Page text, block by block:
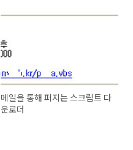
메일을 통해 퍼지는 스크립트 다
운로더